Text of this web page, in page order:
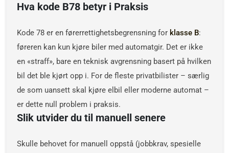
Hva kode B78 betyr i Praksis
Kode 78 er en førerrettighetsbegrensning for klasse B:
føreren kan kun kjøre biler med automatgir. Det er ikke
en «straff», bare en teknisk avgrensning basert på hvilken
bil det ble kjørt opp i. For de fleste privatbilister – særlig
de som uansett skal kjøre elbil eller moderne automat –
er dette null problem i praksis.
Slik utvider du til manuell senere
Skulle behovet for manuell oppstå (jobbkrav, spesielle